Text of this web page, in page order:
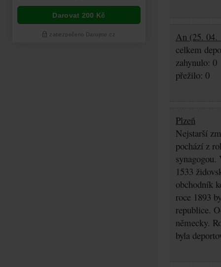
An (25. 04.
celkem
zahynulo: 0
přežilo: 0
Plzeň
Nejstarší
pochází z
1533
obchodník
roce 1893
republice.
německy.
byla